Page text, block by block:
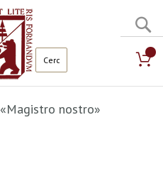
«Magistro nostro»